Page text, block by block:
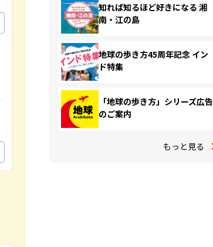
知れば知るほど好きになる 湘
南・江の島
地球の歩き方45周年記念 イン
ド特集
「地球の歩き方」シリーズ広告
のご案内
もっと見る